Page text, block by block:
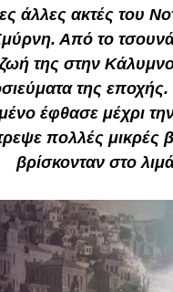
άλλες ακτές του
Από το
της στην
της
έφθασε μέχρι
πολλές μικρές
βρίσκονταν στο